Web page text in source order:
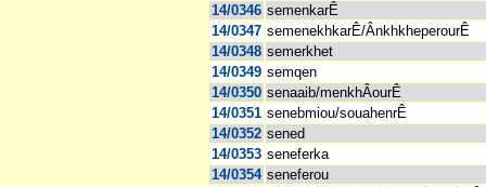
14/0346 semenkarÊ
14/0347 semenekhkarÊ/ÂnkhkheperourÊ
14/0348 semerkhet
14/0349 semqen
14/0350 senaaib/menkhÂourÊ
14/0351 senebmiou/souahenrÊ
14/0352 sened
14/0353 seneferka
14/0354 seneferou